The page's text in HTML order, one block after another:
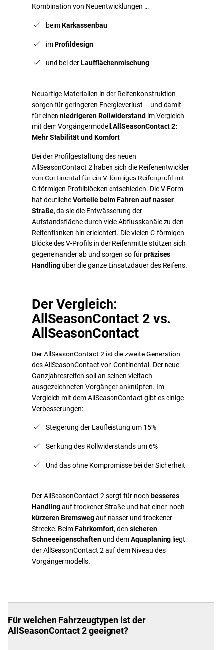
Kombination von Neuentwicklungen …
beimKarkassenbau
imProfildesign
und bei derLaufflächenmischung
Neuartige Materialien in der Reifenkonstruktion
sorgen für geringeren Energieverlust – und damit
für einen niedrigeren Rollwiderstand im Vergleich
mit dem Vorgängermodell.AllSeasonContact 2:
Mehr Stabilität und Komfort
Bei der Profilgestaltung des neuen
AllSeasonContact 2 haben sich die Reifenentwickler
von Continental für ein V-förmiges Reifenprofil mit
C-förmigen Profilblöcken entschieden. Die V-Form
hat deutlicheVorteile beim Fahren aufnasser
Straße, da sie die Entwässerung der
Aufstandsfläche durch viele Abflusskanäle zu den
Reifenflanken hin erleichtert. Die vielen C-förmigen
Blöcke des V-Profils in der Reifenmitte stützen sich
gegeneinander ab und sorgen so fürpräzises
Handling über die ganze Einsatzdauer des Reifens.
Der Vergleich:
AllSeasonContact 2 vs.
AllSeasonContact
Der AllSeasonContact 2 ist die zweite Generation
des AllSeasonContact von Continental. Der neue
Ganzjahresreifen soll an seinen vielfach
ausgezeichneten Vorgänger anknüpfen. Im
Vergleich mit dem AllSeasonContact gibt es einige
Verbesserungen:
Steigerung der Laufleistung um 15%
Senkung des Rollwiderstands um 6%
Und das ohne Kompromisse bei der Sicherheit
Der AllSeasonContact 2 sorgt für noch besseres
Handlingauf trockener Straße und hat einen noch
kürzeren Bremswegauf nasser und trockener
Strecke. BeimFahrkomfort, den sicheren
Schneeeigenschaften und demAquaplaning liegt
der AllSeasonContact 2 auf dem Niveau des
Vorgängermodells.
Für welchen Fahrzeugtypen ist der
AllSeasonContact 2 geeignet?